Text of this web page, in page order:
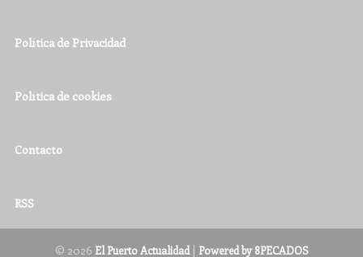
Política de Privacidad
Política de cookies
Contacto
RSS
© 2026 El Puerto Actualidad| Powered by 8PECADOS